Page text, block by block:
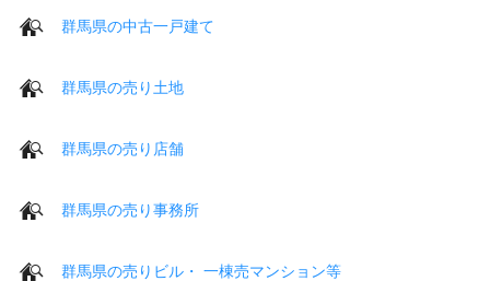
群馬県の中古一戸建て
群馬県の売り土地
群馬県の売り店舗
群馬県の売り事務所
群馬県の売りビル・ 一棟売マンション等